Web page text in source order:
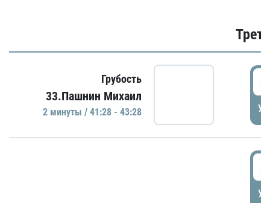
Грубость
33.Пашнин Михаил
2 минуты / 41:28 - 43:28